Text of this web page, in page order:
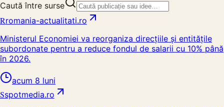
Caută între surse
Rromania-actualitati.ro
Ministerul Economiei va reorganiza direcțiile și entitățile
subordonate pentru a reduce fondul de salarii cu 10% până
în 2026.
acum 8 luni
Sspotmedia.ro